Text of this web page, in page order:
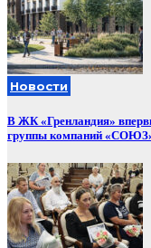
Новости
В ЖК «Гренландия»
группы компаний